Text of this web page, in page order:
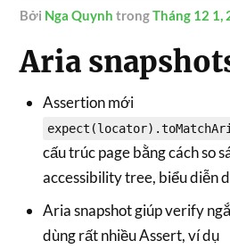
Bởi Nga Quynh trongTháng 12 1,
Aria
Assertion mới
cấu trúc page bằng cách so
accessibility tree, biểu diễn
Aria snapshot giúp verify
dùng rất nhiều Assert, ví dụ